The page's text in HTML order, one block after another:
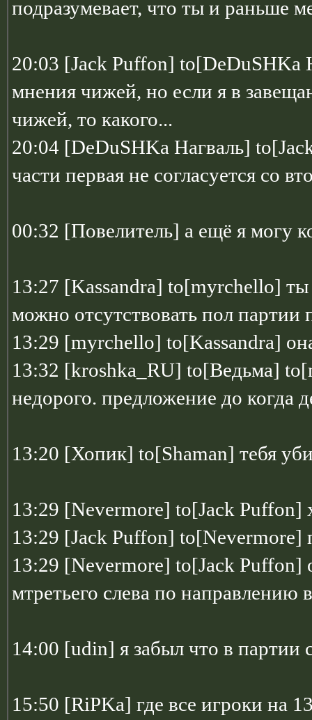
подразумевает, что ты и раньше
20:03 [Jack Puffon]
мнения чижей, но если я в
чижей, то какого...
20:04 [DeDuSHKa Нагваль]
части первая не согласуется со
00:32 [Повелитель] а ещё я могу
13:27 [Kassandra] to[myrchello] ты
можно отсутствовать пол партии
13:29 [myrchello] to[Kassandra]
13:32 [kroshka_RU] to[Ведьма]
недорого. предложение до когда
13:20 [Хопик] to[Shaman] тебя
13:29 [Nevermore] to[Jack Puffon]
13:29 [Jack Puffon] to[Nevermore]
13:29 [Nevermore] to[Jack Puffon]
мтретьего слева по направлению
14:00 [udin] я забыл что в партии
15:50 [RiPKa] где все игроки на